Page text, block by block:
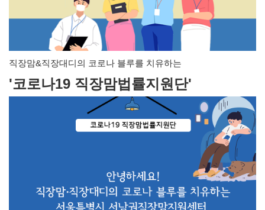
직장맘&직장대디의 코로나 블루를 치유하는
'코로나19 직장맘법률지원단'